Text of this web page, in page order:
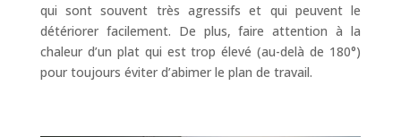
qui sont souvent très agressifs et qui peuvent le
détériorer facilement. De plus, faire attention à la
chaleur d’un plat qui est trop élevé (au-delà de 180°)
pour toujours éviter d’abimer le plan de travail.